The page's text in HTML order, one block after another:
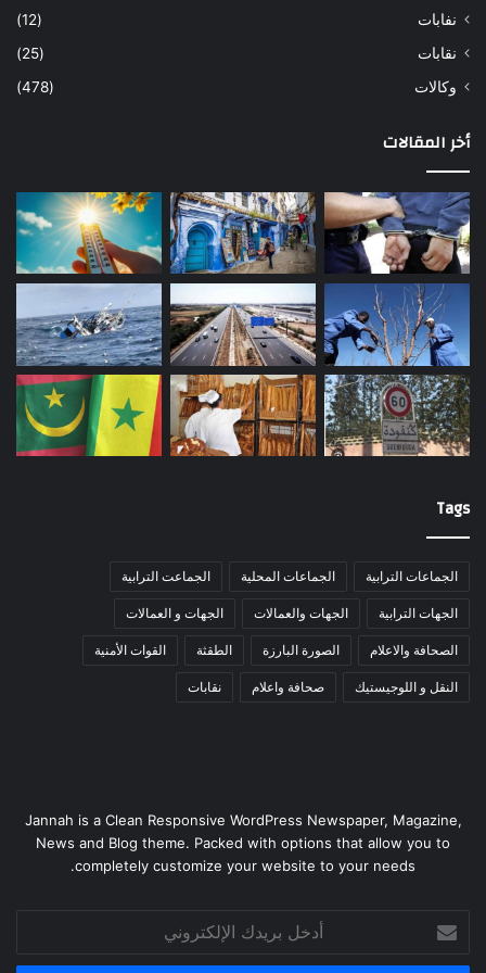
نفابات
(12)
نقابات
(25)
وكالات
(478)
أخر المقالات
Tags
الجماعات الترابية الجماعات المحلية الجماعت الترابية
الجهات الترابية الجهات والعمالات الجهات و العمالات
الصحافة والاعلام الصورة البارزة الطقثة القوات الأمنية
النقل و اللوجيستيك صحافة واعلام نقابات
Jannah is a Clean Responsive WordPress Newspaper, Magazine,
News and Blog theme. Packed with options that allow you to
completely customize your website to your needs.
بريدك
الإلكتروني